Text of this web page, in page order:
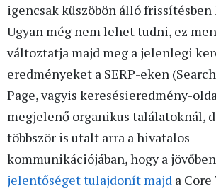
igencsak küszöbön álló frissítésben
Ugyan még nem lehet tudni, ez
változtatja majd meg a jelenlegi
eredményeket a SERP-eken
Page, vagyis keresésieredmény-
megjelenő organikus találatoknál,
többször is utalt arra a hivatalos
kommunikációjában, hogy a jövőben
jelentőséget tulajdonít majd a